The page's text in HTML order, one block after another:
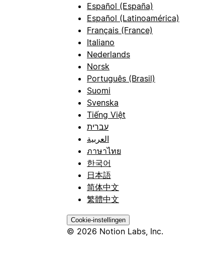
Español (España)
Español (Latinoamérica)
Français (France)
Italiano
Nederlands
Norsk
Português (Brasil)
Suomi
Svenska
Tiếng Việt
עברית
العربية
ภาษาไทย
한국어
日本語
简体中文
繁體中文
Cookie-instellingen
© 2026 Notion Labs, Inc.